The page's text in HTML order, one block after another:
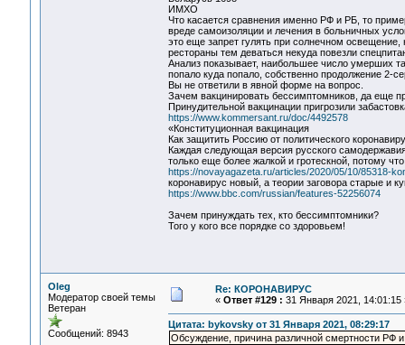
ИМХО
Что касается сравнения именно РФ и РБ, то
вреде самоизоляции и лечения в больничных
это еще запрет гулять при солнечном
рестораны тем деваться некуда повезли
Анализ показывает, наибольшее число умерших
попало куда попало, собственно продолжение 2-
Вы не ответили в явной форме на вопрос.
Зачем вакцинировать бессимптомников, да еще
Принудительной вакцинации пригрозили
https://www.kommersant.ru/doc/4492578
«Конституционная вакцинация
Как защитить Россию от политического
Каждая следующая версия русского
только еще более жалкой и гротескной, потому
https://novayagazeta.ru/articles/2020/05/10/85318-
коронавирус новый, а теории заговора старые и
https://www.bbc.com/russian/features-52256074
Зачем принуждать тех, кто бессимптомники?
Того у кого все порядке со здоровьем!
Oleg
Модератор своей темы
Ветеран
Сообщений: 8943
Re: КОРОНАВИРУС
« Ответ #129 : 31 Января 2021, 14:01:15
Цитата: bykovsky от 31 Января 2021, 08:29:17
Обсуждение, причина различной смертности РФ